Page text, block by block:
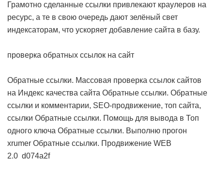
Грамотно сделанные ссылки привлекают краулеров на
ресурс, а те в свою очередь дают зелёный свет
индексаторам, что ускоряет добавление сайта в базу.
проверка обратных ссылок на сайт
Обратные ссылки. Массовая проверка ссылок сайтов
на Индекс качества сайта Обратные ссылки. Обратные
ссылки и комментарии, SEO-продвижение, топ сайта,
ссылки Обратные ссылки. Помощь для вывода в Топ
одного ключа Обратные ссылки. Выполню прогон
xrumer Обратные ссылки. Продвижение WEB
2.0 d074a2f